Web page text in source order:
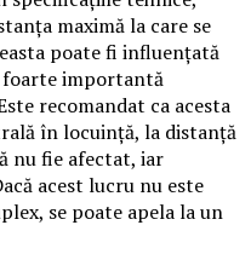
maximă la care se
poate fi influenţată
foarte importantă
recomandat ca acesta
în locuinţă, la distanţă
nu fie afectat, iar
acest lucru nu este
se poate apela la un